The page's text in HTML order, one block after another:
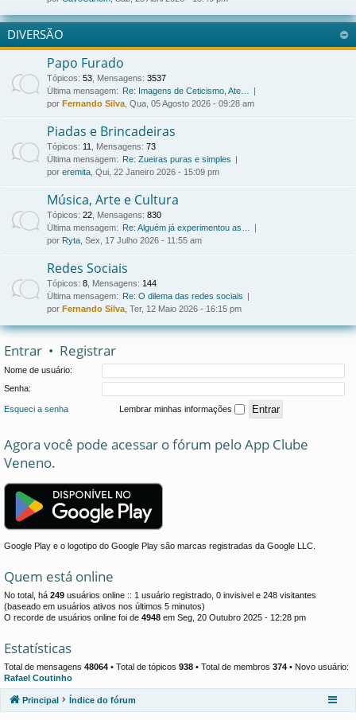
DIVERSÃO
Papo Furado
Tópicos: 53, Mensagens: 3537
Última mensagem:
Re: Imagens de Ceticismo, Ate…
por Fernando Silva, Qua, 05 Agosto 2026 - 09:28 am
Piadas e Brincadeiras
Tópicos: 11, Mensagens: 73
Última mensagem:
Re: Zueiras puras e simples
por eremita, Qui, 22 Janeiro 2026 - 15:09 pm
Música, Arte e Cultura
Tópicos: 22, Mensagens: 830
Última mensagem:
Re: Alguém já experimentou as…
por Ryta, Sex, 17 Julho 2026 - 11:55 am
Redes Sociais
Tópicos: 8, Mensagens: 144
Última mensagem:
Re: O dilema das redes sociais
por Fernando Silva, Ter, 12 Maio 2026 - 16:15 pm
Entrar • Registrar
Nome de usuário:
Senha:
Esqueci a senha Lembrar minhas informações
Agora você pode acessar o fórum pelo App Clube
Veneno.
Google Play e o logotipo do Google Play são marcas registradas da Google LLC.
Quem está online
No total, há 249 usuários online :: 1 usuário registrado, 0 invisivel e 248 visitantes
(baseado em usuários ativos nos últimos 5 minutos)
O recorde de usuários online foi de 4948 em Seg, 20 Outubro 2025 - 12:28 pm
Estatísticas
Total de mensagens 48064 • Total de tópicos 938 • Total de membros 374 • Novo usuário:
Rafael Coutinho
Principal Índice do fórum